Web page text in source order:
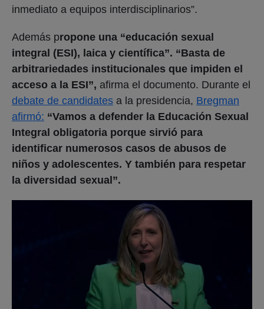
inmediato a equipos interdisciplinarios”.
Además propone una “educación sexual
integral (ESI), laica y científica”. “Basta de
arbitrariedades institucionales que impiden el
acceso a la ESI”, afirma el documento. Durante el
debate de candidates a la presidencia, Bregman
afirmó: “Vamos a defender la Educación Sexual
Integral obligatoria porque sirvió para
identificar numerosos casos de abusos de
niños y adolescentes. Y también para respetar
la diversidad sexual”.